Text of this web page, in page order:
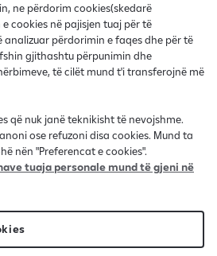
ne përdorim cookies(skedarë
cookies në pajisjen tuaj për të
përdorimin e faqes dhe për të
gjithashtu përpunimin dhe
të cilët mund t'i transferojnë më
që nuk janë teknikisht të nevojshme.
ose refuzoni disa cookies. Mund ta
nën "Preferencat e cookies".
tuaja personale mund të gjeni në